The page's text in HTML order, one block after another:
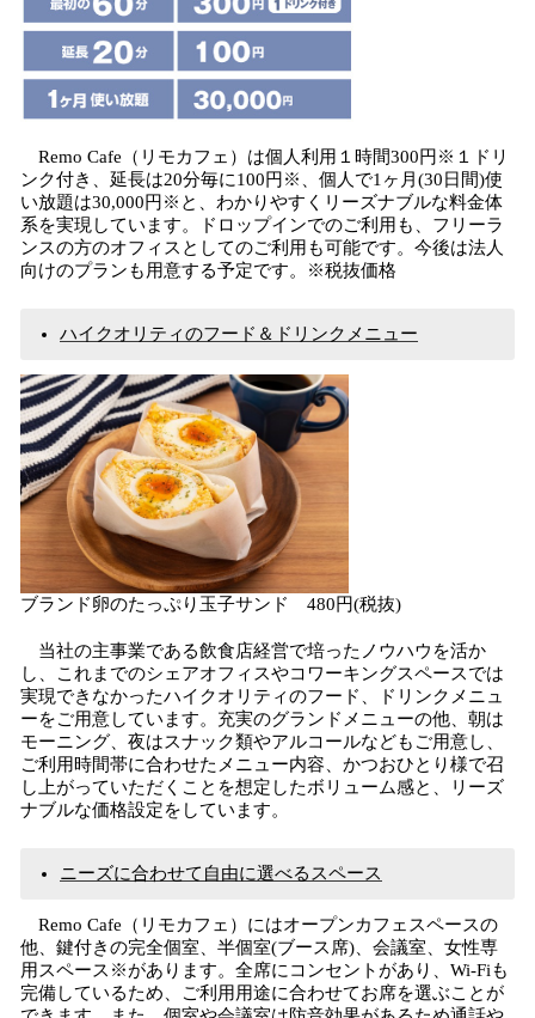
Remo Cafe（リモカフェ）は個人利用１時間300円※１ドリ
ンク付き、延長は20分毎に100円※、個人で1ヶ月(30日間)使
い放題は30,000円※と、わかりやすくリーズナブルな料金体
系を実現しています。ドロップインでのご利用も、フリーラ
ンスの方のオフィスとしてのご利用も可能です。今後は法人
向けのプランも用意する予定です。※税抜価格
ハイクオリティのフード＆ドリンクメニュー
ブランド卵のたっぷり玉子サンド 480円(税抜)
当社の主事業である飲食店経営で培ったノウハウを活か
し、これまでのシェアオフィスやコワーキングスペースでは
実現できなかったハイクオリティのフード、ドリンクメニュ
ーをご用意しています。充実のグランドメニューの他、朝は
モーニング、夜はスナック類やアルコールなどもご用意し、
ご利用時間帯に合わせたメニュー内容、かつおひとり様で召
し上がっていただくことを想定したボリューム感と、リーズ
ナブルな価格設定をしています。
ニーズに合わせて自由に選べるスペース
Remo Cafe（リモカフェ）にはオープンカフェスペースの
他、鍵付きの完全個室、半個室(ブース席)、会議室、女性専
用スペース※があります。全席にコンセントがあり、Wi-Fiも
完備しているため、ご利用用途に合わせてお席を選ぶことが